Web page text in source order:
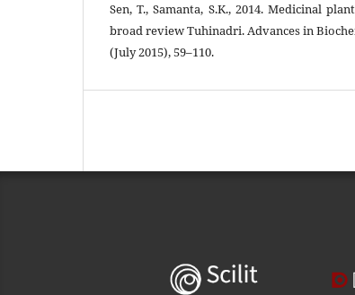
Sen, T., Samanta, S.K., 2014. Medicinal
broad review Tuhinadri. Advances in
(July 2015), 59–110.